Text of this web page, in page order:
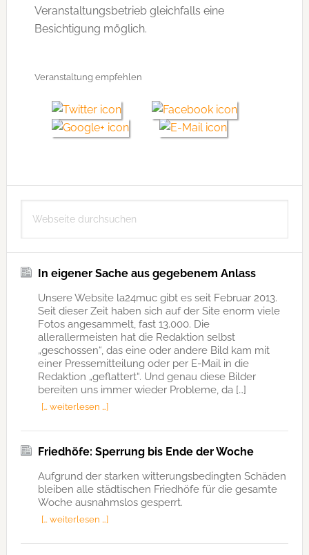
Veranstaltungsbetrieb gleichfalls eine
Besichtigung möglich.
Veranstaltung empfehlen
Seitenspalte
durchsuchen
In eigener Sache aus gegebenem Anlass
Unsere Website la24muc gibt es seit Februar 2013.
Seit dieser Zeit haben sich auf der Site enorm viele
Fotos angesammelt, fast 13.000. Die
allerallermeisten hat die Redaktion selbst
„geschossen“, das eine oder andere Bild kam mit
einer Pressemitteilung oder per E-Mail in die
Redaktion „geflattert“. Und genau diese Bilder
bereiten uns immer wieder Probleme, da […]
[… weiterlesen …]
Friedhöfe: Sperrung bis Ende der Woche
Aufgrund der starken witterungsbedingten Schäden
bleiben alle städtischen Friedhöfe für die gesamte
Woche ausnahmslos gesperrt.
[… weiterlesen …]